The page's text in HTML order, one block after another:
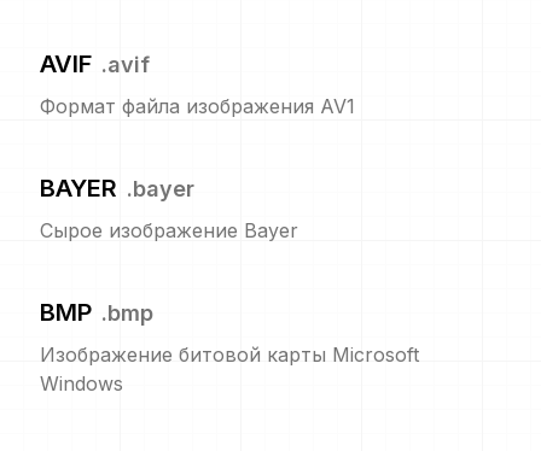
AVIF .avif
Формат файла изображения AV1
BAYER .bayer
Сырое изображение Bayer
BMP .bmp
Изображение битовой карты Microsoft
Windows